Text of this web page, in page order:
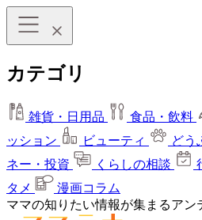
カテゴリ
雑貨・日用品 食品・飲料
ッション
ビューティ どう
ネー・投資
くらしの相談
タメ
漫画コラム
ママの知りたい情報が集まるアン